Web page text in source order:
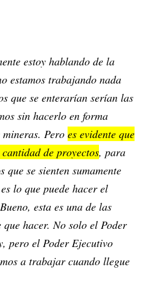
estoy hablando de la
estamos trabajando nada
que se enterarían serían las
sin hacerlo en forma
Pero es evidente que
de proyectos, para
se sienten sumamente
lo que puede hacer el
esta es una de las
hacer. No solo el Poder
pero el Poder Ejecutivo
a trabajar cuando llegue